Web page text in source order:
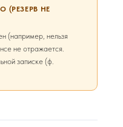
(РЕЗЕРВ НЕ
(например, нельзя
не отражается.
записке (ф.